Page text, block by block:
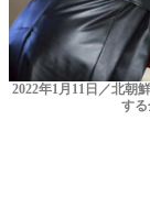
2022年1月11日／北朝
する